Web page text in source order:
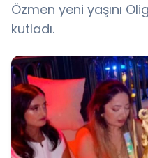
Özmen yeni yaşını
kutladı.